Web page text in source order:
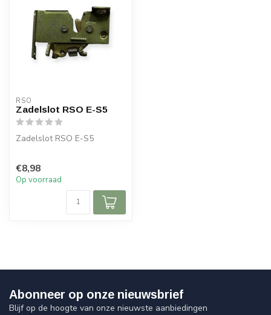
RSO
Zadelslot RSO E-S5
Zadelslot RSO E-S5
€8,98
Op voorraad
Abonneer op onze nieuwsbrief
Blijf op de hoogte van onze nieuwste aanbiedingen